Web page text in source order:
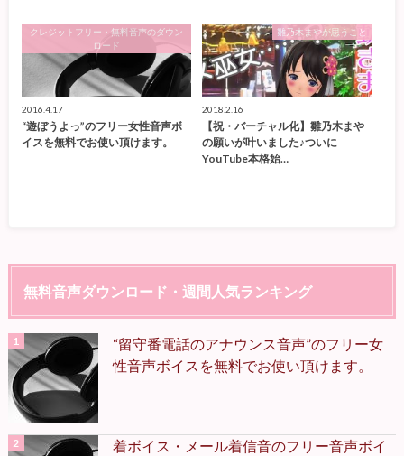
クレジットフリー・無料音声のダウン
ロード
2016.4.17
“遊ぼうよっ”のフリー女性音声ボ
イスを無料でお使い頂けます。
雛乃木まやが思うこと
2018.2.16
【祝・バーチャル化】雛乃木まや
の願いが叶いました♪ついに
YouTube本格始…
無料音声ダウンロード・週間人気ランキング
“留守番電話のアナウンス音声”のフリー女
性音声ボイスを無料でお使い頂けます。
着ボイス・メール着信音のフリー音声ボイ